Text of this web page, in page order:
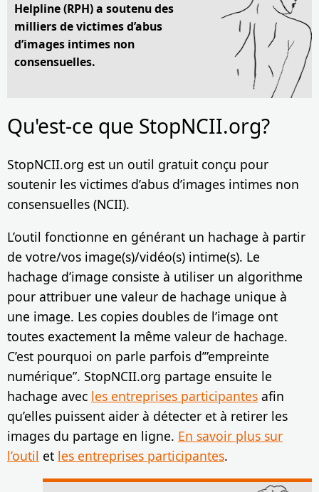
Helpline (RPH) a soutenu des
milliers de victimes d’abus
d’images intimes non
consensuelles.
Qu'est-ce que StopNCII.org?
StopNCII.org est un outil gratuit conçu pour
soutenir les victimes d’abus d’images intimes non
consensuelles (NCII).
L’outil fonctionne en générant un hachage à partir
de votre/vos image(s)/vidéo(s) intime(s). Le
hachage d’image consiste à utiliser un algorithme
pour attribuer une valeur de hachage unique à
une image. Les copies doubles de l’image ont
toutes exactement la même valeur de hachage.
C’est pourquoi on parle parfois d’”empreinte
numérique”. StopNCII.org partage ensuite le
hachage avec les entreprises participantes afin
qu’elles puissent aider à détecter et à retirer les
images du partage en ligne. En savoir plus sur
l’outil et les entreprises participantes.